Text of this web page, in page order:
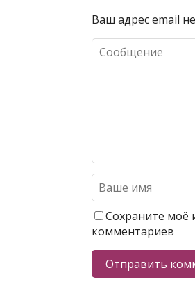
Ваш адрес email
Сохраните моё
комментариев